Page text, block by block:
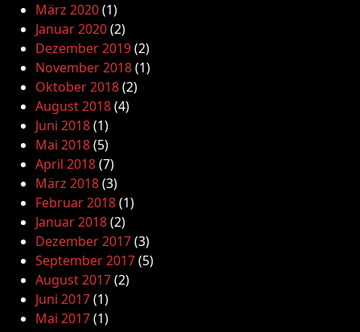
März 2020(1)
Januar 2020(2)
Dezember 2019(2)
November 2018(1)
Oktober 2018(2)
August 2018(4)
Juni 2018(1)
Mai 2018(5)
April 2018(7)
März 2018(3)
Februar 2018(1)
Januar 2018(2)
Dezember 2017(3)
September 2017(5)
August 2017(2)
Juni 2017(1)
Mai 2017(1)